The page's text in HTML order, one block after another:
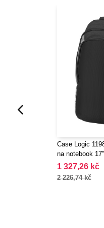
Case Logic
na notebook 17"
1 327,26 kč
2 226,74 kč